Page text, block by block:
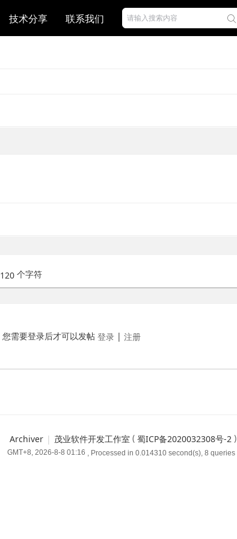
技术分享 联系我们
120 个字符
您需要登录后才可以发帖 登录 | 注册
Archiver | 茂业软件开发工作室 ( 蜀ICP备2020032308号-2 )
GMT+8, 2026-8-8 01:16 , Processed in 0.014310 second(s), 8 queries .